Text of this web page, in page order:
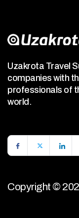
Uzakrota Travel
companies with
professionals of
world.
Copyright ©